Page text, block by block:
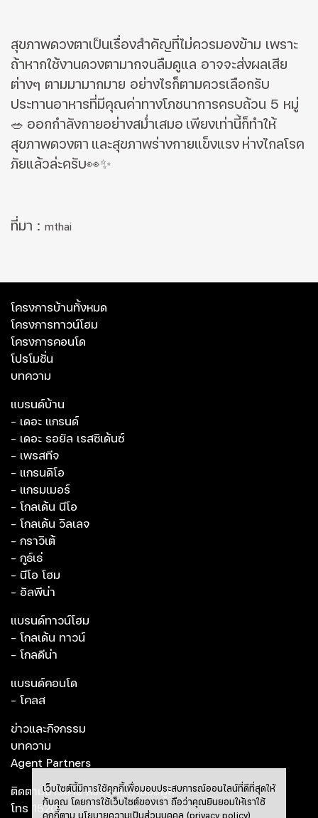
สุขภาพดวงตาเป็นเรื่องสำคัญที่ไม่ควรมองข้าม เพราะ
ถ้าหากใช้งานดวงตามากจนลืมดูแล อาจจะส่งผลเสีย
ต่างๆ ตามมามากมาย อย่างไรก็ตามควรเลือกรับ
ประทานอาหารที่มีคุณค่าทางโภชนาการครบถ้วน 5 หมู่
🥗 ออกกำลังกายอย่างสม่ำเสมอ เพียงเท่านี้ก็ทำให้
สุขภาพดวงตา และสุขภาพร่างกายแข็งแรง ห่างไกลโรค
ภัยแล้วล่ะครับ👀✨
ที่มา : mthai
โครงการบ้านทั้งหมด
โครงการทาวน์โฮม
โครงการคอนโด
โปรโมชั่น
บทความ
แบรนด์บ้าน
- เดอะ แกรนด์
- เดอะ รอยัล เรสซิเด้นซ์
- เพรสทีจ
- แกรนดิโอ
- แกรมเมอร์
- โกลเด้น นีโอ
- โกลเด้น วิลเลจ
- กราวิเต้
- กูธ์เธ่
- นีโอ โฮม
- อัลพีน่า
แบรนด์ทาวน์โฮม
- โกลเด้น ทาวน์
- โกลดีน่า
แบรนด์คอนโด
- โคลส
ข่าวและกิจกรรม
บทความ
Agent Partners
ติดตามข่าวสาร หรือสอบถามข้อมูล
โทร
1520
เว็บไซต์นี้มีการใช้คุกกี้เพื่อมอบประสบการณ์ออนไลน์ที่ดีที่สุดให้
กับคุณ โดยการใช้เว็บไซต์ของเรา ถือว่าคุณยินยอมให้เราใช้